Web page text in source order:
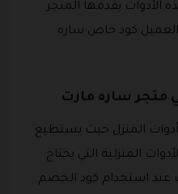
الأدوات يقدمها المتجر
كود خاص ساره
متجر ساره مارت
المنزل حيث يستطيع
المنزلية التي يحتاج
عند استخدام كود الخصم